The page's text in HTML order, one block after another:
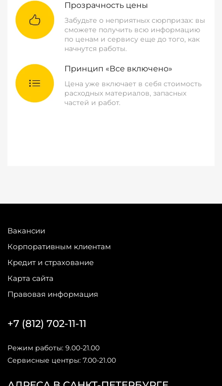
Прозрачность цены
Забудьте о неприятных сюрпризах: вы
сможете получить всю информацию
по ценам и сервису еще до того, как
начнутся работы.
Принцип «Все включено»
Цена уже включает в себя стоимость
расходных материалов, запасных
частей и работ.
Вакансии
Корпоративным клиентам
Кредит и страхование
Карта сайта
Правовая информация
+7 (812) 702-11-11
Режим работы: 9.00-21.00
Сервисные центры: 7.00-21.00